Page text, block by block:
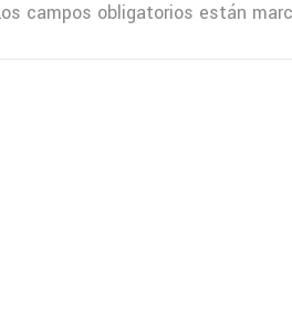
campos obligatorios están